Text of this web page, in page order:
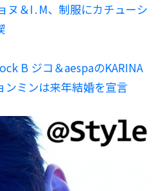
ヌ＆I․M、制服にカチューシ
B ジコ＆aespaのKARINA
ミンは来年結婚を宣言